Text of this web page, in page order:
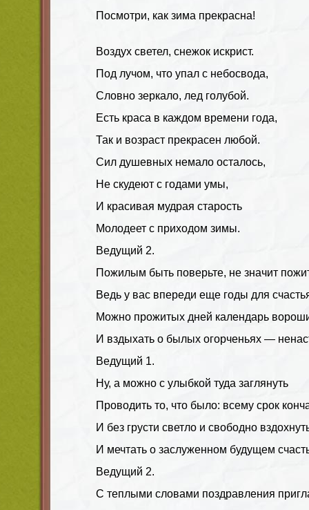
Посмотри, как зима прекрасна!
Воздух светел, снежок искрист.
Под лучом, что упал с небосвода,
Словно зеркало, лед голубой.
Есть краса в каждом времени года,
Так и возраст прекрасен любой.
Сил душевных немало осталось,
Не скудеют с годами умы,
И красивая мудрая старость
Молодеет с приходом зимы.
Ведущий 2.
Пожилым быть поверьте, не значит
Ведь у вас впереди еще годы для
Можно прожитых дней календарь
И вздыхать о былых огорченьях —
Ведущий 1.
Ну, а можно с улыбкой туда заглянуть
Проводить то, что было: всему срок
И без грусти светло и свободно
И мечтать о заслуженном будущем
Ведущий 2.
С теплыми словами поздравления